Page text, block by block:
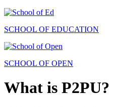
SCHOOL OF EDUCATION
SCHOOL OF OPEN
What is P2PU?